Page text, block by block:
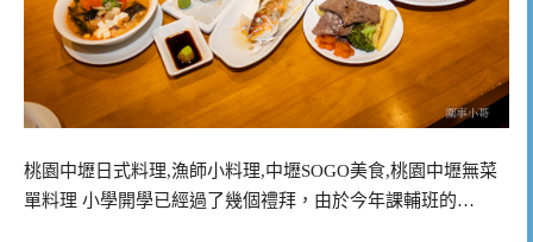
桃園中壢日式料理,漁師小料理,中壢SOGO美食,桃園中壢無菜
單料理 小學開學已經過了幾個禮拜，由於今年課輔班的…